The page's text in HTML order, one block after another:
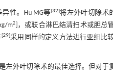
性。Hu MG等[32]将左外叶切除术
m2
]，或联合淋巴结清扫术或胆总
[29]采用同样的定义方法进行亚组比
左外叶切除术的最佳选择。但对